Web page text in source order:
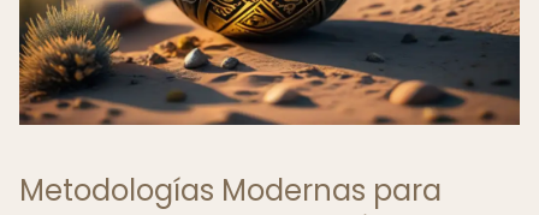
Metodologías Modernas para